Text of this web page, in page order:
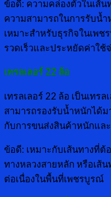
ข้อดี: ความคล่องตัวในเส้
ความสามารถในการรับน้
เหมาะสำหรับธุรกิจในเพ
รวดเร็วและประหยัดค่าใช้
เทรลเลอร์ 22 ล้อ
เทรลเลอร์ 22 ล้อ เป็นเทร
สามารถรองรับน้ำหนักได้
กับการขนส่งสินค้าหนักแล
ข้อดี: เหมาะกับเส้นทางที่ต้
ทางหลวงสายหลัก หรือเส้
ต่อเนื่องในพื้นที่เพชรบูรณ์